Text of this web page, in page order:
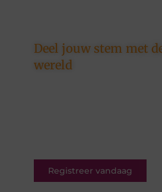
Deel jouw stem met
wereld
Registreer vandaag